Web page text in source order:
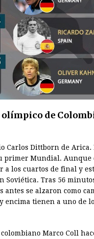
olímpico de
Carlos Dittborn de Arica.
primer Mundial. Aunque
a los cuartos de final y
Soviética. Tras 56
antes se alzaron como
encima tienen a uno de
Marco Coll